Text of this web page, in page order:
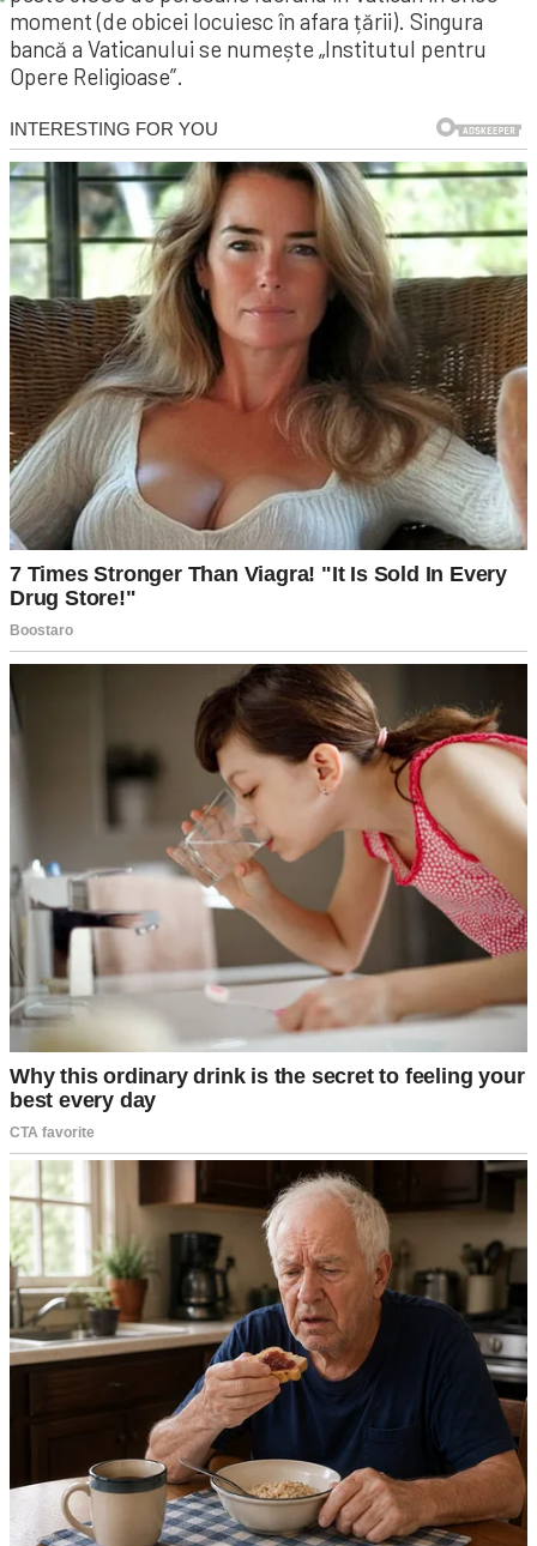
moment (de obicei locuiesc în afara țării). Singura
bancă a Vaticanului se numește „Institutul pentru
Opere Religioase”.